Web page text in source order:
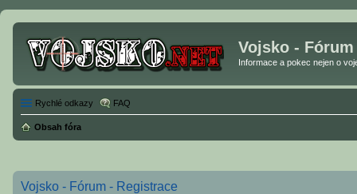
Vojsko - Fórum
Informace a pokec nejen o
Rychlé odkazy FAQ
Obsah fóra
Vojsko - Fórum - Registrace